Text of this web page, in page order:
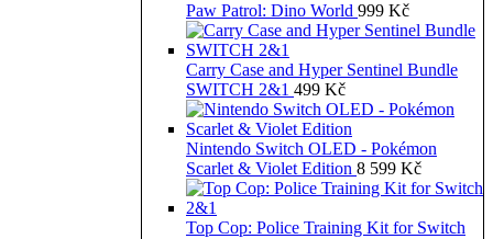
Paw Patrol: Dino World 999 Kč
Carry Case and Hyper Sentinel Bundle
SWITCH 2&1 499 Kč
Nintendo Switch OLED - Pokémon
Scarlet & Violet Edition 8 599 Kč
Top Cop: Police Training Kit for Switch